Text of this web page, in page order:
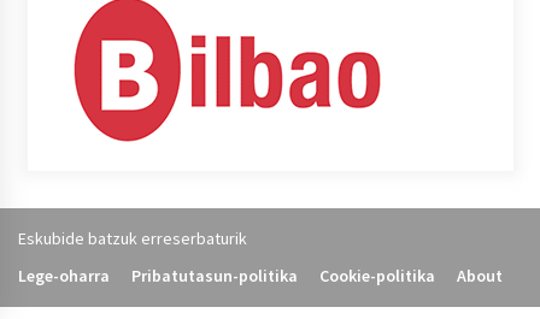
Eskubide batzuk erreserbaturik
Lege-oharra
Pribatutasun-politika Cookie-politika About